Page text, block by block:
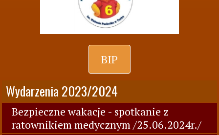
BIP
Wydarzenia 2023/2024
Bezpieczne wakacje - spotkanie z
ratownikiem medycznym /25.06.2024r./